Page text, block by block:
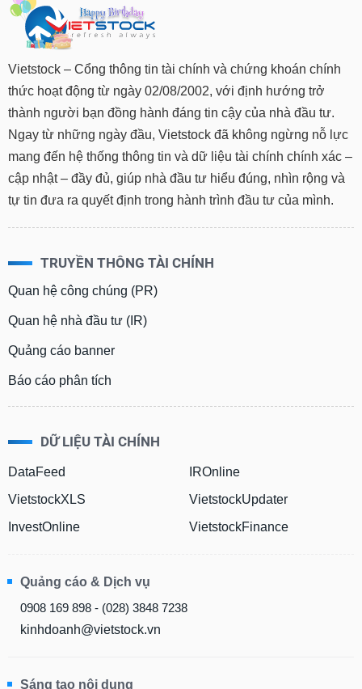
Vietstock – Cổng thông tin tài chính và chứng khoán chính
thức hoạt động từ ngày 02/08/2002, với định hướng trở
thành người bạn đồng hành đáng tin cậy của nhà đầu tư.
Ngay từ những ngày đầu, Vietstock đã không ngừng nỗ lực
mang đến hệ thống thông tin và dữ liệu tài chính chính xác –
cập nhật – đầy đủ, giúp nhà đầu tư hiểu đúng, nhìn rộng và
tự tin đưa ra quyết định trong hành trình đầu tư của mình.
TRUYỀN THÔNG TÀI CHÍNH
Quan hệ công chúng (PR)
Quan hệ nhà đầu tư (IR)
Quảng cáo banner
Báo cáo phân tích
DỮ LIỆU TÀI CHÍNH
DataFeed
VietstockXLS
InvestOnline
IROnline
VietstockUpdater
VietstockFinance
Quảng cáo & Dịch vụ
0908 169 898 - (028) 3848 7238
kinhdoanh@vietstock.vn
Sáng tạo nội dung